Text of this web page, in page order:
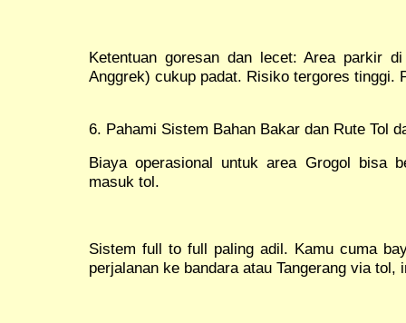
Ketentuan goresan dan lecet: Area parkir
Anggrek) cukup padat. Risiko tergores tinggi.
6. Pahami Sistem Bahan Bakar dan Rute Tol
Biaya operasional untuk area Grogol bisa
masuk tol.
Sistem full to full paling adil. Kamu cuma
perjalanan ke bandara atau Tangerang via tol,